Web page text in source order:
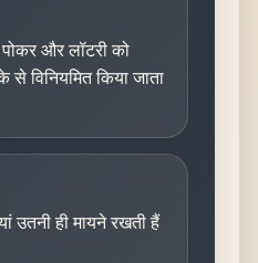
और लॉटरी को
विनियमित किया जाता
उतनी ही मायने रखती हैं